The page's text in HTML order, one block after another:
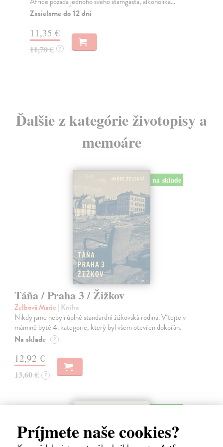
Príjmete naše cookies?
postavy z...
10,96 €
Ďalšie z kategórie životopisy a
memoáre
na sklade
Táňa / Praha 3 / Žižkov
Zelbová Marie | Kniha
Nikdy jsme nebyli úplně standardní žižkovská rodina. Vítejte v
mámině bytě 4. kategorie, který byl všem otevřen dokořán.
Na sklade ?
12,92 €
13,60 € ?